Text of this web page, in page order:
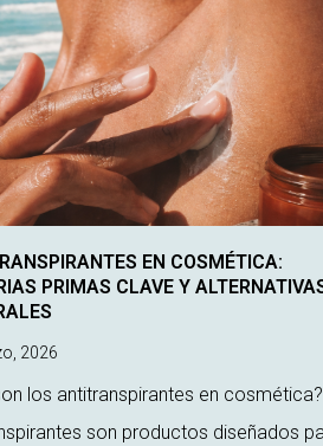
EN COSMÉTICA:
PRIMAS CLAVE Y
2026
los antitranspirantes en
son productos diseñados